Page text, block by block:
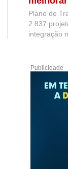
Brasil
Plano de
2.837
integração
Publicidade